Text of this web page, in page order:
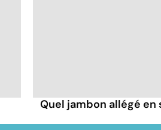
Quel jambon allégé